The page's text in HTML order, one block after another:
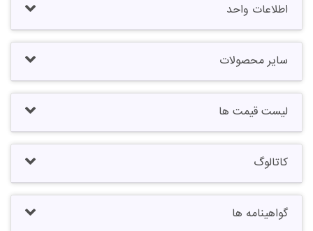
اطلاعات واحد
سایر محصولات
لیست قیمت ها
کاتالوگ
گواهینامه ها